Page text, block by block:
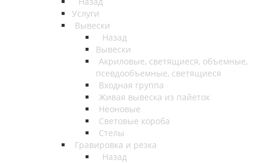
Услуги
Вывески
Назад
Вывески
Акриловые, светящиеся, объемные,
псевдообъемные, светящиеся
Входная группа
Живая вывеска из пайеток
Неоновые
Световые короба
Стелы
Гравировка и резка
Назад